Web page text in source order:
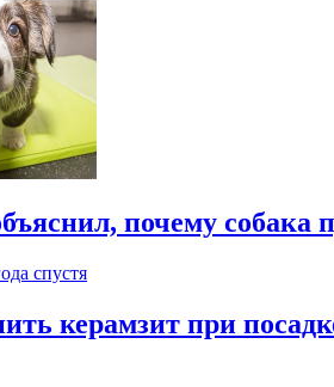
почему собака
спустя
керамзит при